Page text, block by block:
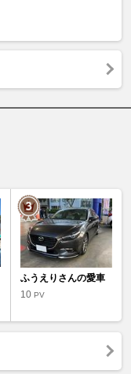
ふうえりさんの愛車
10 PV